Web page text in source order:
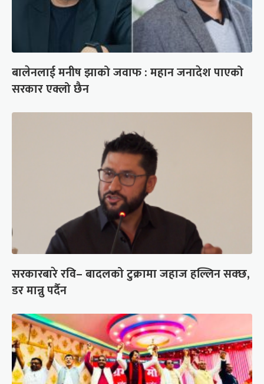
बालेनलाई मनीष झाको जवाफ : महान जनादेश पाएको
सरकार एक्लो छैन
सरकारबारे रवि– बादलको टुक्रामा जहाज हल्लिन सक्छ,
डर मान्नु पर्दैन